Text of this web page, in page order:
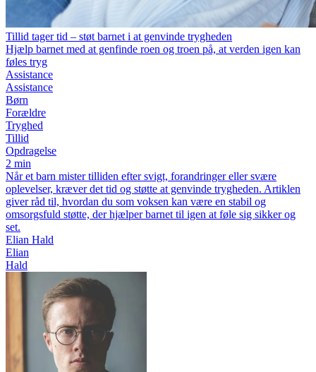
Tillid tager tid – støt barnet i at genvinde trygheden
Hjælp barnet med at genfinde roen og troen på, at verden igen kan
føles tryg
Assistance
Assistance
Børn
Forældre
Tryghed
Tillid
Opdragelse
2 min
Når et barn mister tilliden efter svigt, forandringer eller svære
oplevelser, kræver det tid og støtte at genvinde trygheden. Artiklen
giver råd til, hvordan du som voksen kan være en stabil og
omsorgsfuld støtte, der hjælper barnet til igen at føle sig sikker og
set.
Elian Hald
Elian
Hald